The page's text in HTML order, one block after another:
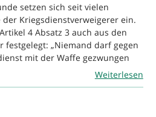
setzen sich seit vielen
Kriegsdienstverweigerer ein.
4 Absatz 3 auch aus den
festgelegt: „Niemand darf gegen
mit der Waffe gezwungen
Weiterlesen